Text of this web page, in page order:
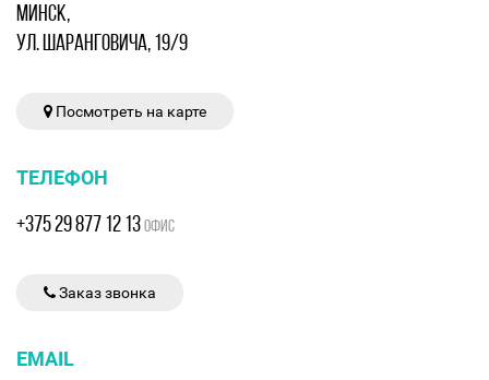
МИНСК,
УЛ. ШАРАНГОВИЧА, 19/9
Посмотреть на карте
ТЕЛЕФОН
+375 29 877 12 13ОФИС
Заказ звонка
EMAIL